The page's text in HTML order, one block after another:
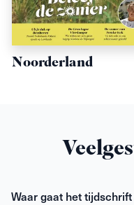
Noorderland
Waar gaat het